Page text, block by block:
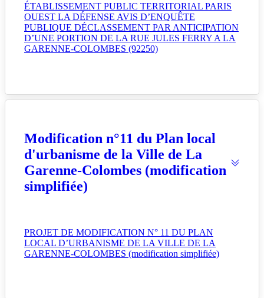
ÉTABLISSEMENT PUBLIC TERRITORIAL PARIS
OUEST LA DÉFENSE AVIS D’ENQUÊTE
PUBLIQUE DÉCLASSEMENT PAR ANTICIPATION
D’UNE PORTION DE LA RUE JULES FERRY A LA
GARENNE-COLOMBES (92250)
Modification n°11 du Plan local
d'urbanisme de la Ville de La
Garenne-Colombes (modification
simplifiée)
PROJET DE MODIFICATION N° 11 DU PLAN
LOCAL D’URBANISME DE LA VILLE DE LA
GARENNE-COLOMBES (modification simplifiée)